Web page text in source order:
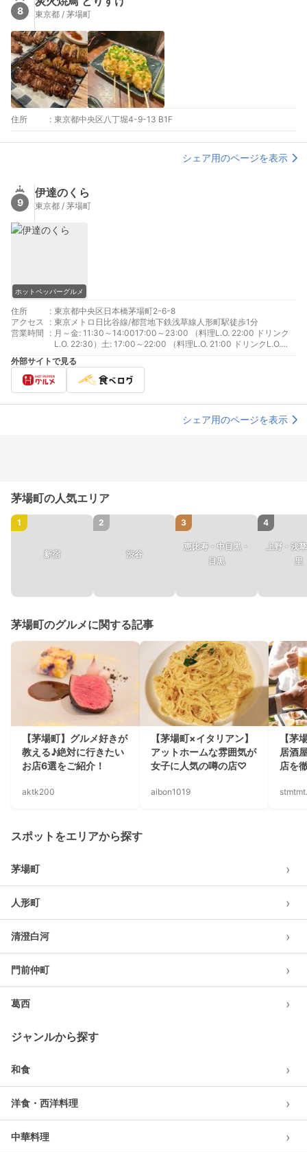
8 東京都 / 茅場町
住所 : 東京都中央区八丁堀4-9-13 B1F
シェア用のページを表示
9
伊達のくら
東京都 / 茅場町
ホットペッパーグルメ
住所 : 東京都中央区日本橋茅場町2-6-8
アクセス
: 東京メトロ日比谷線/都営地下鉄浅草線人形町駅徒歩1分
営業時間
: 月～金: 11:30～14:0017:00～23:00 （料理L.O. 22:00 ドリンク
L.O. 22:30）土: 17:00～22:00 （料理L.O. 21:00 ドリンクL.O.
21:00）
外部サイトで見る
シェア用のページを表示
茅場町の人気エリア
1
新宿
2
渋谷
3
恵比寿・中目黒・
目黒
4
上野・浅
里
茅場町のグルメに関する記事
【茅場町】グルメ好きが
教える♪絶対に行きたい
お店6選をご紹介！
aktk200
【茅場町×イタリアン】
アットホームな雰囲気が
女子に人気の噂の店♡
aibon1019
【茅
居酒
店を
スポットをエリアから探す
茅場町 ›
人形町 ›
清澄白河 ›
門前仲町 ›
葛西 ›
ジャンルから探す
和食 ›
洋食・西洋料理 ›
中華料理 ›